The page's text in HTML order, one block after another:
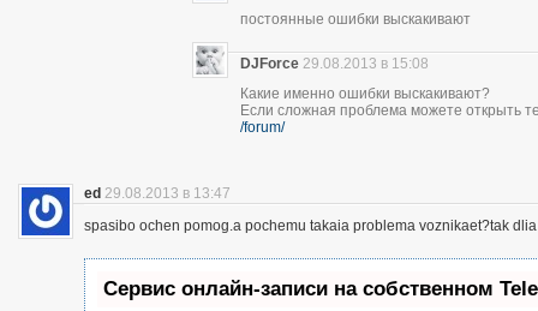
постоянные ошибки выскакивают
DJForce 29.08.2013 в 15:08
Какие именно ошибки выскакивают?
Если сложная проблема можете открыть
/forum/
ed 29.08.2013 в 13:47
spasibo ochen pomog.a pochemu takaia problema voznikaet?tak
Сервис онлайн-записи на собственном